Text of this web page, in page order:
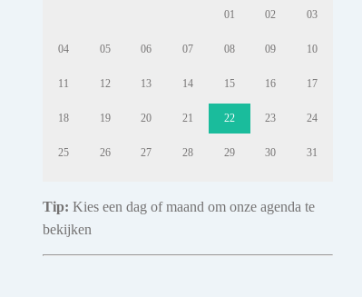
01 02 03
04 05 06 07 08 09 10
11 12 13 14 15 16 17
18 19 20 21 22 23 24
25 26 27 28 29 30 31
Tip: Kies een dag of maand om onze agenda te
bekijken